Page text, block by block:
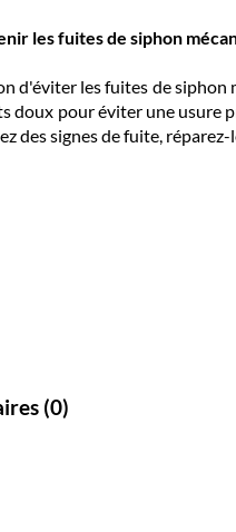
les fuites de siphon
d'éviter les fuites de
doux pour éviter une usure
des signes de fuite,
(0)